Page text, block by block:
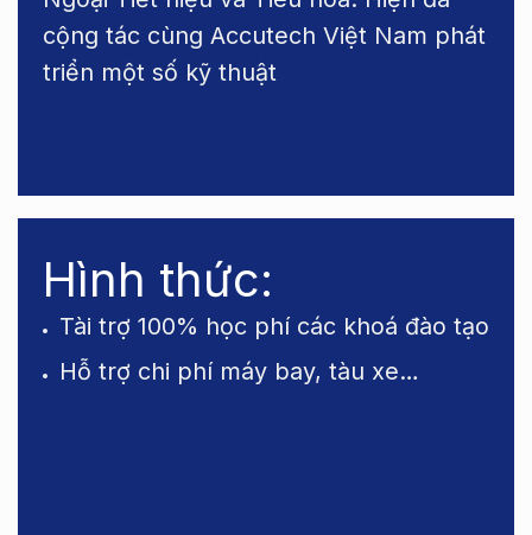
cộng tác cùng Accutech Việt Nam phát
triển một số kỹ thuật
Hình thức:
Tài trợ 100% học phí các khoá đào tạo
Hỗ trợ chi phí máy bay, tàu xe…